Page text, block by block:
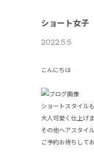
ショート女
2022.5.5
こんにちは
ショートスタイル
大人可愛く仕上げ
その他ヘアスタイ
ご予約お待ちしてお